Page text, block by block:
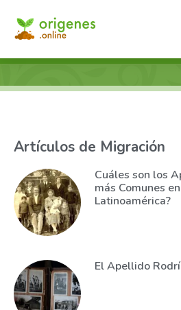
Artículos de Migración
Cuáles son los
más Comunes
Latinoamérica?
El Apellido